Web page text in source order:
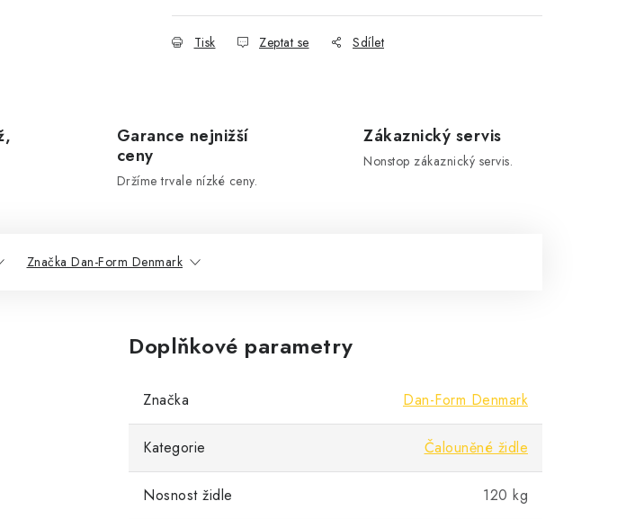
Tisk Zeptat se Sdílet
Garance nejnižší
ceny
Držíme trvale nízké ceny.
Zákaznický servis
Nonstop zákaznický servis.
Značka Dan-Form Denmark
Doplňkové parametry
Značka Dan-Form Denmark
Kategorie Čalouněné židle
Nosnost židle 120 kg